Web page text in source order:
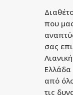
που
σας
Ελλάδα
από
τις